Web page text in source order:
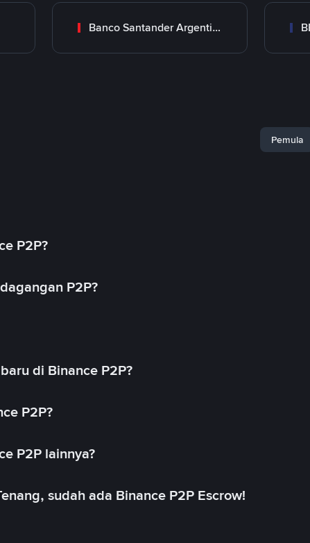
Banco Santander Argentina
Pemula
P2P?
P2P?
di Binance P2P?
P2P?
P2P lainnya?
sudah ada Binance P2P Escrow!